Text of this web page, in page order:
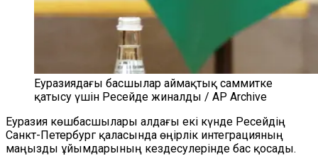
Еуразиядағы басшылар аймақтық саммитке
қатысу үшін Ресейде жиналды / AP Archive
Еуразия көшбасшылары алдағы екі күнде Ресейдің
Санкт-Петербург қаласында өңірлік интеграцияның
маңызды ұйымдарының кездесулерінде бас қосады.